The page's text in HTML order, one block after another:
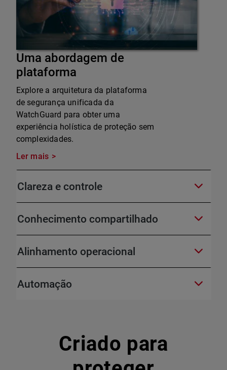
Uma abordagem de
plataforma
Explore a arquitetura da plataforma
de segurança unificada da
WatchGuard para obter uma
experiência holística de proteção sem
complexidades.
Ler mais
Clareza e controle
Conhecimento compartilhado
Alinhamento operacional
Automação
Criado para